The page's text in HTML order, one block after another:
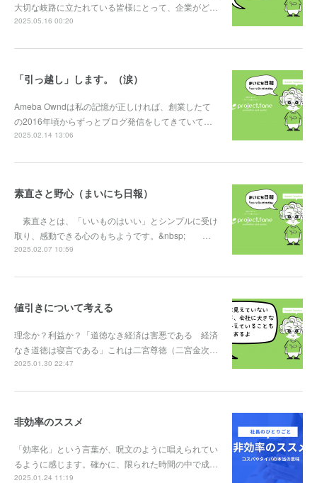
大切な岐路に立たれている皆様にとって、企業がど…
2025.05.16 00:20
「引っ越し」します。（涙）
Ameba Owndは私の記憶が正しければ、創業したて
の2016年頃からずっとブログ発信をしてきていて…
2025.02.14 13:06
素直さと野心（まいにち日報）
素直さとは、「いいものはいい」とシンプルに受け
取り、感動できる心のもちようです。&nbsp; …
2025.02.07 10:59
値引きについて考える
理念か？利益か？「道徳なき経済は害悪である 経済
なき道徳は寝言である」これは二宮尊徳（二宮金次…
2025.01.30 22:47
非効率のススメ
「効率化」という言葉が、呪文のように唱えられてい
るように感じます。確かに、限られた時間の中で成…
2025.01.24 11:19